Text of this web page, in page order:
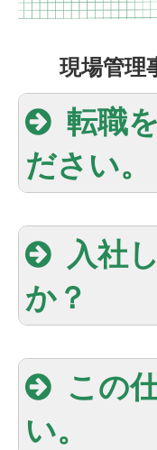
現場管
転職
ださい。
入社
か？
この
い。